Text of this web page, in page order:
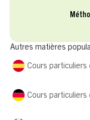
Autres matières
Cours particuliers
Cours particuliers